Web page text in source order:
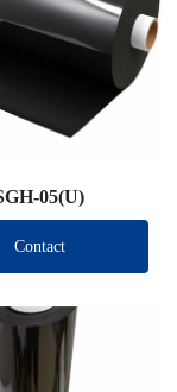
05(U)
Contact